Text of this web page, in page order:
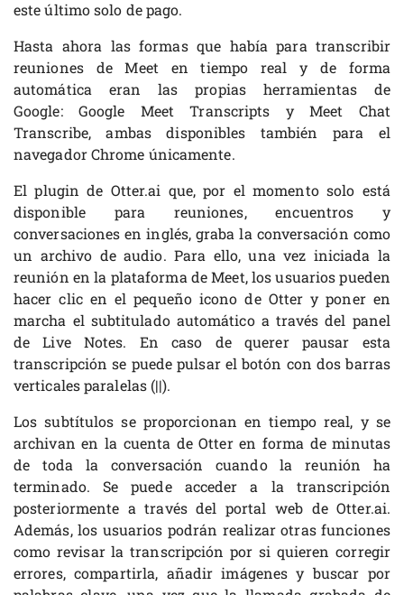
este último solo de pago.
Hasta ahora las formas que había para transcribir
reuniones de Meet en tiempo real y de forma
automática eran las propias herramientas de
Google: Google Meet Transcripts y Meet Chat
Transcribe, ambas disponibles también para el
navegador Chrome únicamente.
El plugin de Otter.ai que, por el momento solo está
disponible para reuniones, encuentros y
conversaciones en inglés, graba la conversación como
un archivo de audio. Para ello, una vez iniciada la
reunión en la plataforma de Meet, los usuarios pueden
hacer clic en el pequeño icono de Otter y poner en
marcha el subtitulado automático a través del panel
de Live Notes. En caso de querer pausar esta
transcripción se puede pulsar el botón con dos barras
verticales paralelas (||).
Los subtítulos se proporcionan en tiempo real, y se
archivan en la cuenta de Otter en forma de minutas
de toda la conversación cuando la reunión ha
terminado. Se puede acceder a la transcripción
posteriormente a través del portal web de Otter.ai.
Además, los usuarios podrán realizar otras funciones
como revisar la transcripción por si quieren corregir
errores, compartirla, añadir imágenes y buscar por